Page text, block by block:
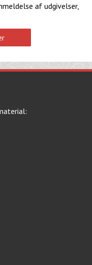
af udgivelser,